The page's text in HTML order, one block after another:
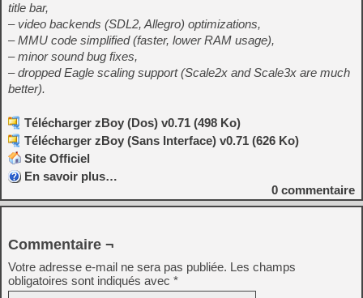
title bar,
– video backends (SDL2, Allegro) optimizations,
– MMU code simplified (faster, lower RAM usage),
– minor sound bug fixes,
– dropped Eagle scaling support (Scale2x and Scale3x are much
better).
Télécharger zBoy (Dos) v0.71 (498 Ko)
Télécharger zBoy (Sans Interface) v0.71 (626 Ko)
Site Officiel
En savoir plus…
0 commentaire
Commentaire ¬
Votre adresse e-mail ne sera pas publiée. Les champs
obligatoires sont indiqués avec *